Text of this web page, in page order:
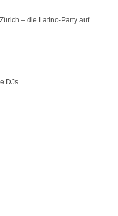
– die Latino-Party auf
DJs